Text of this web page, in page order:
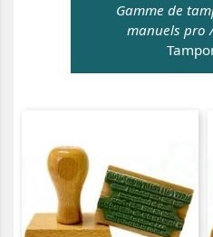
Gamme de
manuels pro